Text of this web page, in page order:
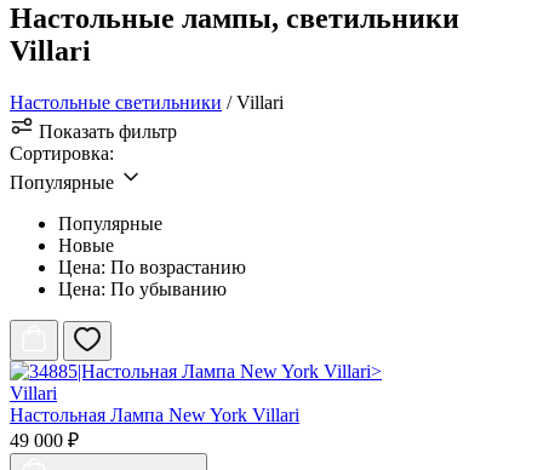
Настольные лампы, светильники
Villari
Настольные светильники / Villari
Показать фильтр
Сортировка:
Популярные
Популярные
Новые
Цена: По возрастанию
Цена: По убыванию
Villari
Настольная Лампа New York Villari
49 000 ₽